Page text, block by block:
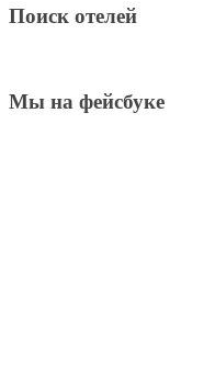
Поиск отелей
Мы на фейсбуке